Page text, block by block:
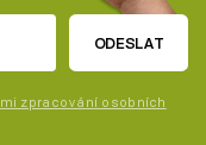
ODESLAT
zpracování osobních